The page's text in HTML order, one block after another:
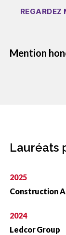
Mention
Lauréats
2025
Construction
2024
Ledcor Group